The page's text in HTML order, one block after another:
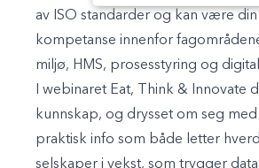
av ISO standarder og kan være
kompetanse innenfor
miljø, HMS, prosesstyring og
I webinaret Eat, Think & Innovate
kunnskap, og drysset om seg
praktisk info som både letter
selskaper i vekst, som trygger